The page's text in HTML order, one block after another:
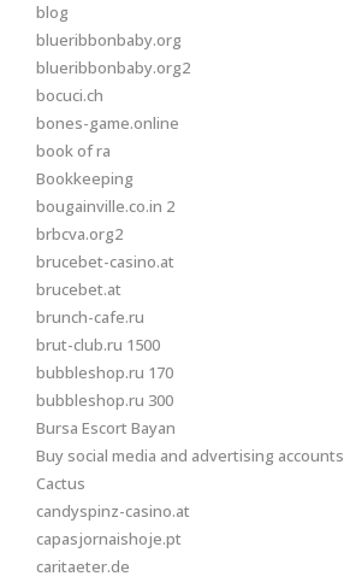
blog
blueribbonbaby.org
blueribbonbaby.org2
bocuci.ch
bones-game.online
book of ra
Bookkeeping
bougainville.co.in 2
brbcva.org2
brucebet-casino.at
brucebet.at
brunch-cafe.ru
brut-club.ru 1500
bubbleshop.ru 170
bubbleshop.ru 300
Bursa Escort Bayan
Buy social media and advertising accounts
Cactus
candyspinz-casino.at
capasjornaishoje.pt
caritaeter.de